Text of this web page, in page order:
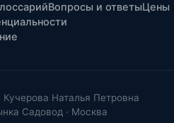
Вопросы и ответыЦены
Наталья Петровна
Садовод · Москва